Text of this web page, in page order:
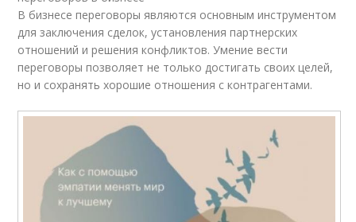
В бизнесе переговоры являются основным инструментом
для заключения сделок, установления партнерских
отношений и решения конфликтов. Умение вести
переговоры позволяет не только достигать своих целей,
но и сохранять хорошие отношения с контрагентами.